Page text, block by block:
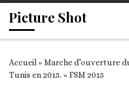
Passer au contenu
Picture Shot
Accueil» Marche d’ouverture
Tunis en 2015. » FSM 2015